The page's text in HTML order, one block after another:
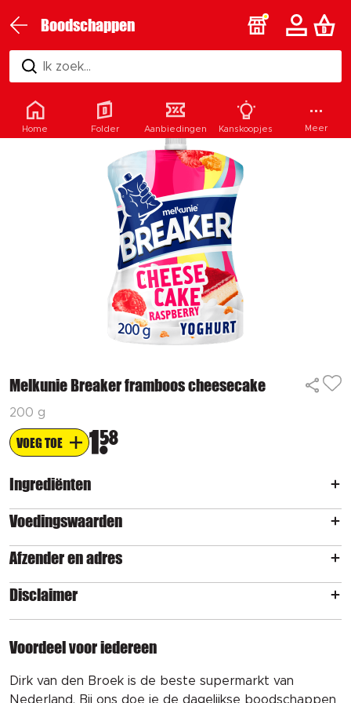
Boodschappen
Ik zoek...
Melkunie Breaker framboos cheesecake
200 g
VOEG TOE 1 58
Ingrediënten
Voedingswaarden
Afzender en adres
Disclaimer
Voordeel voor iedereen
Dirk van den Broek is de beste supermarkt van
Nederland. Bij ons doe je de dagelijkse boodschappen
Home Folder Aanbiedingen Kanskoopjes Meer